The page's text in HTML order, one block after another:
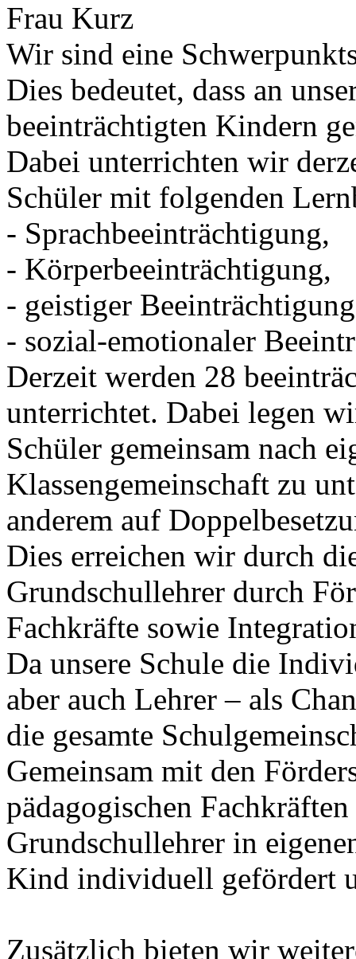
Frau Kurz
Wir sind eine
Dies bedeutet, dass an
beeinträchtigten Kindern
Dabei unterrichten wir
Schüler mit folgenden
- Sprachbeeinträchtigung,
- Körperbeeinträchtigung,
- geistiger
- sozial-emotionaler
Derzeit werden 28
unterrichtet. Dabei legen
Schüler gemeinsam nach
Klassengemeinschaft zu
anderem auf
Dies erreichen wir durch
Grundschullehrer durch
Fachkräfte sowie
Da unsere Schule die
aber auch Lehrer – als
die gesamte
Gemeinsam mit den
pädagogischen
Grundschullehrer in
Kind individuell gefördert
Zusätzlich bieten wir